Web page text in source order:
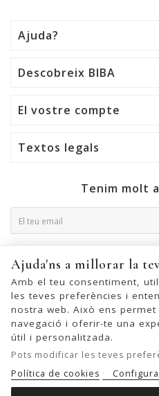
Ajuda?
Descobreix BIBA
El vostre compte
Textos legals
Tenim molt
això, trobeu la nostra
Ajuda'ns a millorar la
Amb el teu consentiment,
les teves preferències i
nostra web. Això ens
navegació i oferir-te una
útil i personalitzada.
Pots modificar les teves
Política de cookies
© 2026 - United Bags Company
Inscrita en el Registro Mercantil de
Folio 0083, Sección